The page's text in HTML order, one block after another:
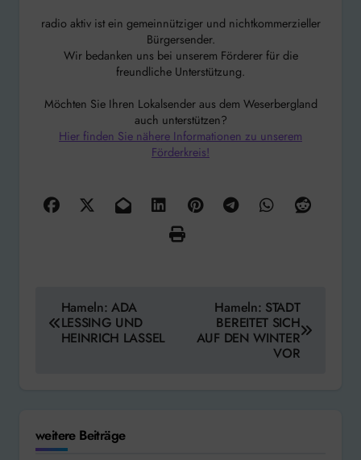
radio aktiv ist ein gemeinnütziger und nichtkommerzieller
Bürgersender.
Wir bedanken uns bei unserem Förderer für die
freundliche Unterstützung.
Möchten Sie Ihren Lokalsender aus dem Weserbergland
auch unterstützen?
Hier finden Sie nähere Informationen zu unserem
Förderkreis!
Beitragsnavigation
Hameln: ADA
LESSING UND
HEINRICH LASSEL
Hameln: STADT
BEREITET SICH
AUF DEN WINTER
VOR
weitere Beiträge